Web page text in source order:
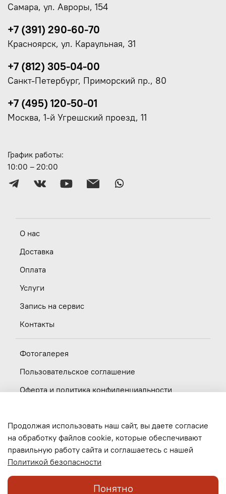
О нас
Доставка
Оплата
Услуги
Запись на сервис
Контакты
Фотогалерея
Пользовательское соглашение
Оферта и политика конфиденциальности
Вакансии
Обратная связь
График работы:
10:00 – 20:00
Самара, ул. Авроры, 154
+7 (391) 290-60-70
Красноярск, ул. Караульная, 31
+7 (812) 305-04-00
Санкт-Петербург, Приморский пр., 80
+7 (495) 120-50-01
Москва, 1-й Угрешский проезд, 11
Продолжая использовать наш сайт, вы даете согласие
на обработку файлов cookie, которые обеспечивают
правильную работу сайта и соглашаетесь с нашей
Политикой безопасности
Понятно